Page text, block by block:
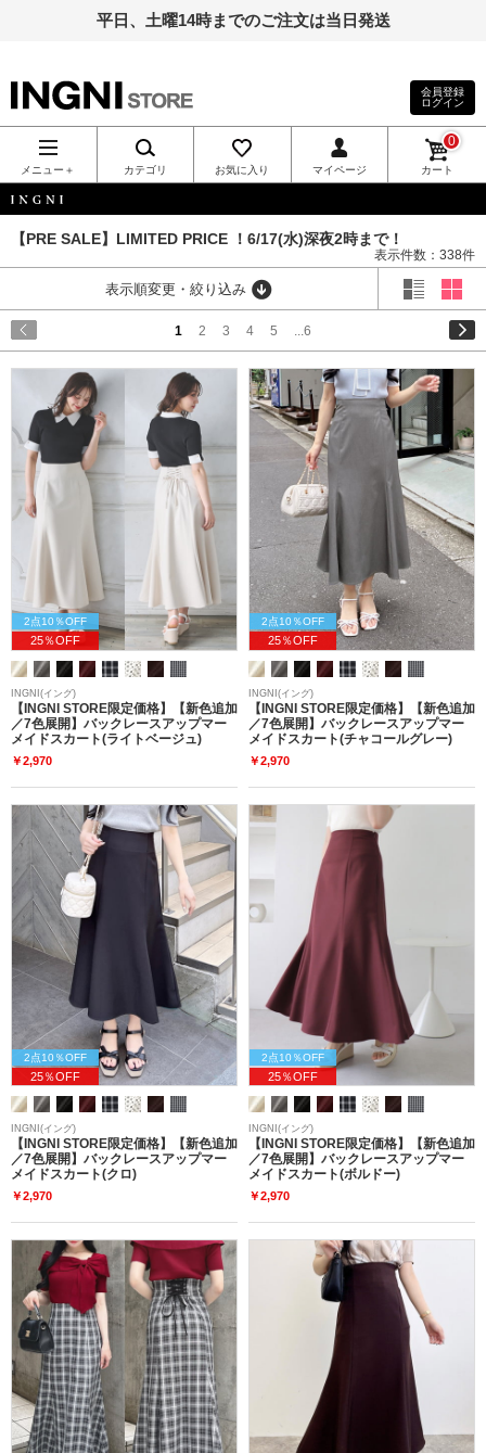
平日、土曜14時までのご注文は当日発送
INGNI（イン
グ）公式通
販｜INGNI
STORE
会員登録
ログイン
メニュー＋ カテゴリ お気に入り マイページ カート
0
INGNI
【PRE SALE】LIMITED PRICE ！6/17(水)深夜2時まで！
表示件数：338件
表示順変更・絞り込み
1 2 3 4 5 ...6
2点10％OFF
25％OFF
INGNI(イング)
【INGNI STORE限定価格】【新色追加
／7色展開】バックレースアップマー
メイドスカート(ライトベージュ)
￥2,970
2点10％OFF
25％OFF
INGNI(イング)
【INGNI STORE限定価格】【新色追加
／7色展開】バックレースアップマー
メイドスカート(チャコールグレー)
￥2,970
2点10％OFF
25％OFF
INGNI(イング)
【INGNI STORE限定価格】【新色追加
／7色展開】バックレースアップマー
メイドスカート(クロ)
￥2,970
2点10％OFF
25％OFF
INGNI(イング)
【INGNI STORE限定価格】【新色追加
／7色展開】バックレースアップマー
メイドスカート(ボルドー)
￥2,970